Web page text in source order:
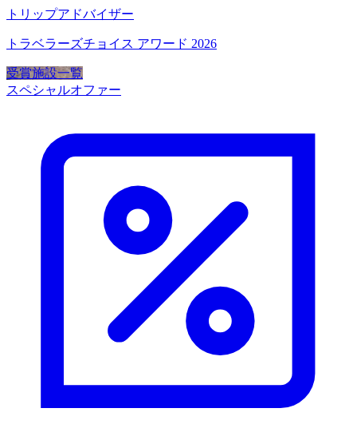
トリップアドバイザー
トラベラーズチョイス アワード 2026
受賞施設一覧
スペシャルオファー